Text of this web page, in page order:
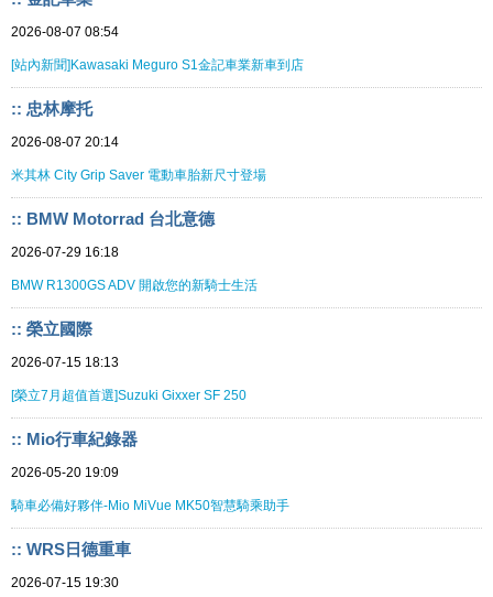
2026-08-07 08:54
[站內新聞]Kawasaki Meguro S1金記車業新車到店
:: 忠林摩托
2026-08-07 20:14
米其林 City Grip Saver 電動車胎新尺寸登場
:: BMW Motorrad 台北意德
2026-07-29 16:18
BMW R1300GS ADV 開啟您的新騎士生活
:: 榮立國際
2026-07-15 18:13
[榮立7月超值首選]Suzuki Gixxer SF 250
:: Mio行車紀錄器
2026-05-20 19:09
騎車必備好夥伴-Mio MiVue MK50智慧騎乘助手
:: WRS日德重車
2026-07-15 19:30